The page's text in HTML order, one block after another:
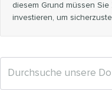
diesem Grund müssen
investieren, um